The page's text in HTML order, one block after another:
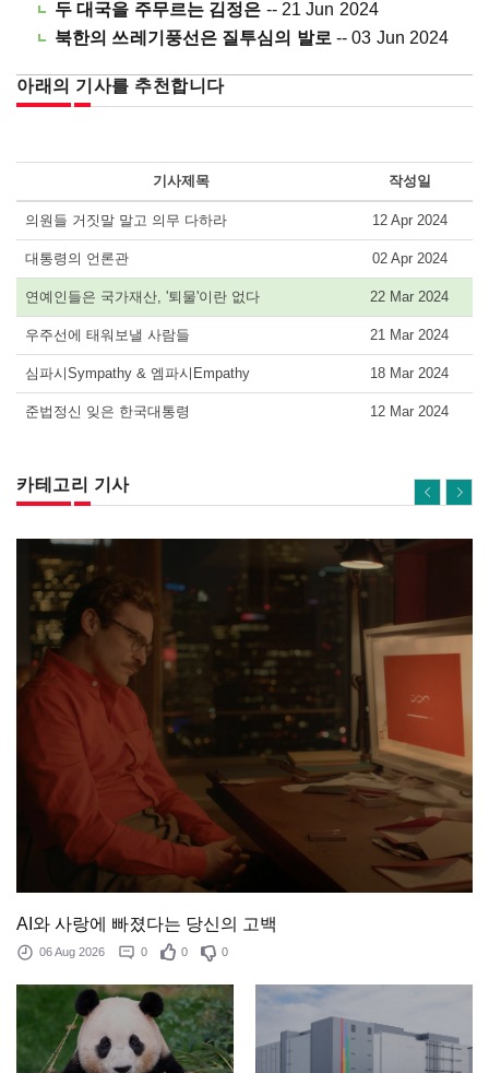
두 대국을 주무르는 김정은 -- 21 Jun 2024
북한의 쓰레기풍선은 질투심의 발로 -- 03 Jun 2024
아래의 기사를 추천합니다
기사제목 작성일
의원들 거짓말 말고 의무 다하라 12 Apr 2024
대통령의 언론관 02 Apr 2024
연예인들은 국가재산, '퇴물'이란 없다 22 Mar 2024
우주선에 태워보낼 사람들 21 Mar 2024
심파시Sympathy & 엠파시Empathy 18 Mar 2024
준법정신 잊은 한국대통령 12 Mar 2024
카테고리 기사
AI와 사랑에 빠졌다는 당신의 고백
06 Aug 2026 0 0 0